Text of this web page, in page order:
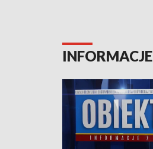
INFORMACJE